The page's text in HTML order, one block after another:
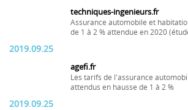
techniques-ingenieurs.fr
Assurance automobile et
de 1 à 2 % attendue en 2020
2019.09.25
agefi.fr
Les tarifs de l'assurance
attendus en hausse de 1 à 2 %
2019.09.25